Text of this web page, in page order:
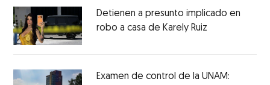
Detienen a presunto implicado en
robo a casa de Karely Ruiz
Examen de control de la UNAM: